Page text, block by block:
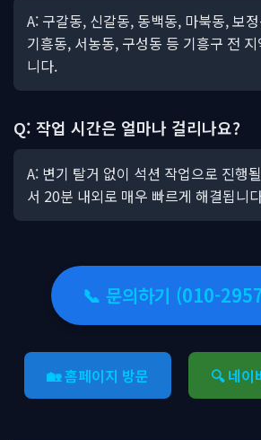
A: 구갈동, 신갈동, 동백동, 마북동, 보
기흥동, 서농동, 구성동 등 기흥구 전
니다.
Q: 작업 시간은 얼마나 걸리나요?
A: 변기 탈거 없이 석션 작업으로 진행
서 20분 내외로 매우 빠르게 해결됩니
📞 문의하기 (010-
🏡 홈페이지 방문 🔍 네이